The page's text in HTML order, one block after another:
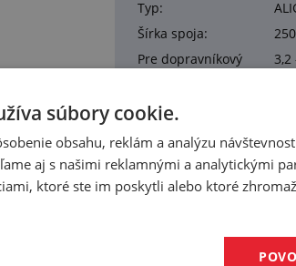
Typ:
Šírka spoja:
Pre dopravníkový
3,2
Pevnosť v ťahu:
Hmotnosť:
Balenie:
súbory cookie.
obsahu, reklám a analýzu
aj s našimi reklamnými a analytickými
ktoré ste im poskytli alebo ktoré